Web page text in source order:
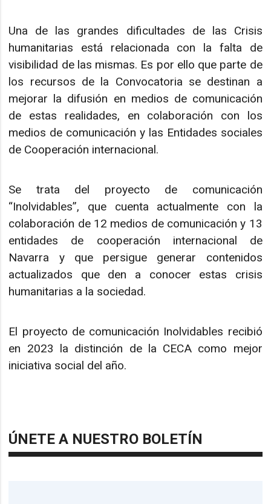
Una de las grandes dificultades de las Crisis
humanitarias está relacionada con la falta de
visibilidad de las mismas. Es por ello que parte de
los recursos de la Convocatoria se destinan a
mejorar la difusión en medios de comunicación
de estas realidades, en colaboración con los
medios de comunicación y las Entidades sociales
de Cooperación internacional.
Se trata del proyecto de comunicación
“Inolvidables”, que cuenta actualmente con la
colaboración de 12 medios de comunicación y 13
entidades de cooperación internacional de
Navarra y que persigue generar contenidos
actualizados que den a conocer estas crisis
humanitarias a la sociedad.
El proyecto de comunicación Inolvidables recibió
en 2023 la distinción de la CECA como mejor
iniciativa social del año.
ÚNETE A NUESTRO BOLETÍN